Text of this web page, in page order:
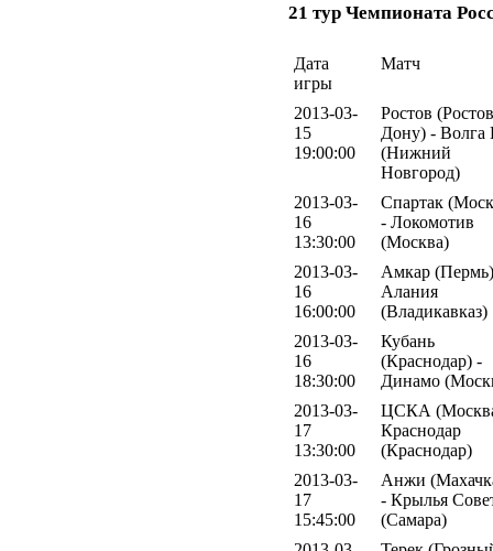
21 тур Чемпионата
Дата
игры
Матч
2013-03-
15
19:00:00
Ростов
Дону) -
(Нижний
Новгород)
2013-03-
16
13:30:00
Спартак
- Локомотив
(Москва)
2013-03-
16
16:00:00
Амкар
Алания
(Владикавказ)
2013-03-
16
18:30:00
Кубань
(Краснодар) -
Динамо
2013-03-
17
13:30:00
ЦСКА
Краснодар
(Краснодар)
2013-03-
17
15:45:00
Анжи
- Крылья
(Самара)